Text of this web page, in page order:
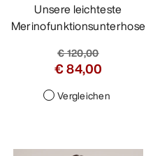
Unsere leichteste
Merinofunktionsunterhose
€ 120,00
€ 84,00
Vergleichen